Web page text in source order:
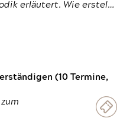
erläutert. Wie erstel…
(10 Termine,